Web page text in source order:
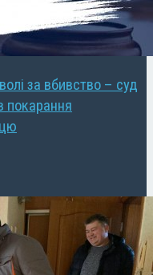
за вбивство – суд
покарання